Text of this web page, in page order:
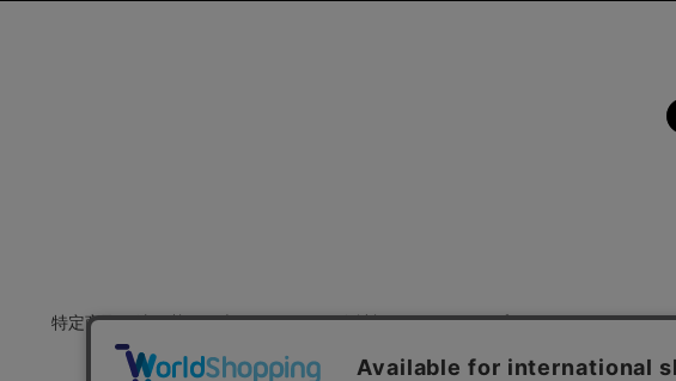
特定商取引法に基づく表示 会社概要 プライバシーポリシー